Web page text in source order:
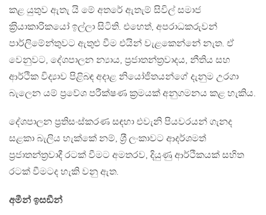
කළ යුතුව ඇතැ යි මේ අතරේ ඇතැම් සිවිල් සමාජ
ක‍්‍රියාකාරිකයෝ ඉල්ලා සිටිති. එහෙත්, අපරාධකරුවන්
පාර්ලිමේන්තුවට ඇතුළු වීම එයින් වැළකෙන්නේ නැත. ඒ
වෙනුවට, දේශපාලන න්‍යාය, ප‍්‍රජාතන්ත‍්‍රවාදය, නීතිය සහ
ආර්ථික විද්‍යාව පිළිබඳ අදාළ නියෝජිතයන්ගේ දැනුම උරගා
බැලෙන යම් ප‍්‍රවේශ පරීක්ෂණ ක‍්‍රමයක් අනුගමනය කළ හැකිය.
දේශපාලන ප‍්‍රතිසංස්කරණ සඳහා එවැනි පියවරයන් ගැනද
සළකා බැලිය හැක්කේ නම්, ශ‍්‍රී ලංකාවට ආදර්ශමත්
ප‍්‍රජාතන්ත‍්‍රවාදී රටක් වීමට අමතරව, දියුණු ආර්ථිකයක් සහිත
රටක් වීමටද හැකි වනු ඇත.
අමීන් ඉසඞීන්